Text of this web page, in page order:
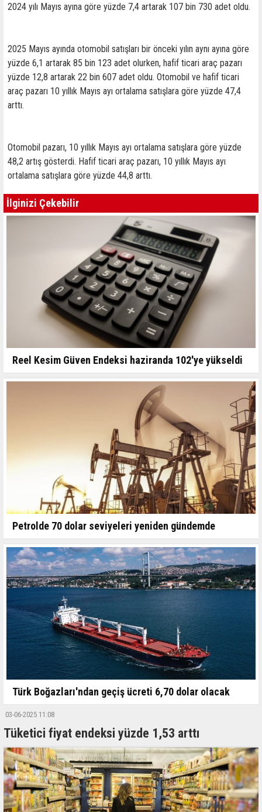
2024 yılı Mayıs ayına göre yüzde 7,4 artarak 107 bin 730 adet oldu.
2025 Mayıs ayında otomobil satışları bir önceki yılın aynı ayına göre
yüzde 6,1 artarak 85 bin 123 adet olurken, hafif ticari araç pazarı
yüzde 12,8 artarak 22 bin 607 adet oldu. Otomobil ve hafif ticari
araç pazarı 10 yıllık Mayıs ayı ortalama satışlara göre yüzde 47,4
arttı.
Otomobil pazarı, 10 yıllık Mayıs ayı ortalama satışlara göre yüzde
48,2 artış gösterdi. Hafif ticari araç pazarı, 10 yıllık Mayıs ayı
ortalama satışlara göre yüzde 44,8 arttı.
İlginizi Çekebilir
Reel Kesim Güven Endeksi haziranda 102'ye yükseldi
Petrolde 70 dolar seviyeleri yeniden gündemde
Türk Boğazları'ndan geçiş ücreti 6,70 dolar olacak
03-06-2025 11:08
Tüketici fiyat endeksi yüzde 1,53 arttı